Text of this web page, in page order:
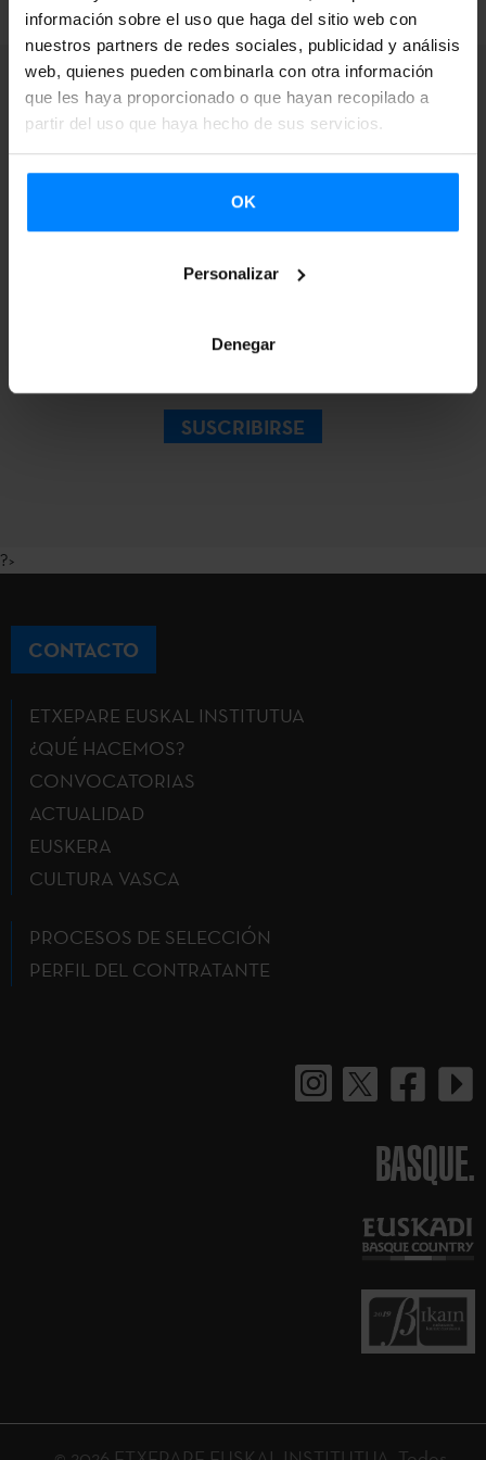
información sobre el uso que haga del sitio web con
nuestros partners de redes sociales, publicidad y análisis
web, quienes pueden combinarla con otra información
que les haya proporcionado o que hayan recopilado a
partir del uso que haya hecho de sus servicios.
OK
Personalizar
Denegar
Suscríbete a nuestra
Newsletter para
recibir más
información.
SUSCRIBIRSE
?>
CONTACTO
ETXEPARE EUSKAL INSTITUTUA
¿QUÉ HACEMOS?
CONVOCATORIAS
ACTUALIDAD
EUSKERA
CULTURA VASCA
PROCESOS DE SELECCIÓN
PERFIL DEL CONTRATANTE
BASQUE.